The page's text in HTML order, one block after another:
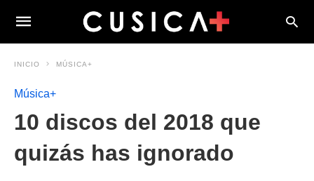
INICIO MÚSICA+
Música+
10 discos del 2018 que
quizás has ignorado